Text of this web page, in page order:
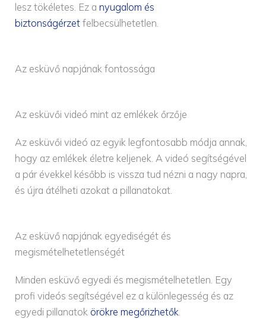
lesz tökéletes. Ez anyugalom és
biztonságérzet felbecsülhetetlen.
Az esküvő napjának fontossága
Az esküvői videó mint az emlékek őrzője
Az esküvői videó az egyik legfontosabb módja annak,
hogy az emlékek életre keljenek. A videó segítségével
a pár évekkel később is vissza tud nézni a nagy napra,
és újra átélheti azokat a pillanatokat.
Az esküvő napjának egyediségét és
megismételhetetlenségét
Minden esküvő egyedi és megismételhetetlen. Egy
profi videós segítségével ez a különlegesség és az
egyedi pillanatok örökre megőrizhetők.